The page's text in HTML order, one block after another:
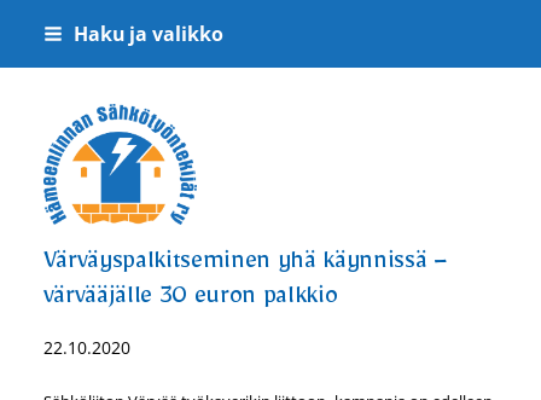
Siirry
sivun
sisältöön
Haku ja valikko
Hämeenlinnan Sähkötyöntekijät ry
Värväyspalkitseminen yhä käynnissä –
värvääjälle 30 euron palkkio
22.10.2020